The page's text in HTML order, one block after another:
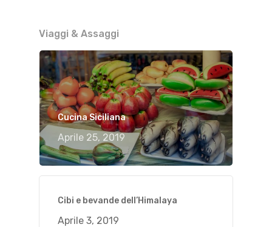
Viaggi & Assaggi
Cucina Siciliana
Aprile 25, 2019
Cibi e bevande dell’Himalaya
Aprile 3, 2019